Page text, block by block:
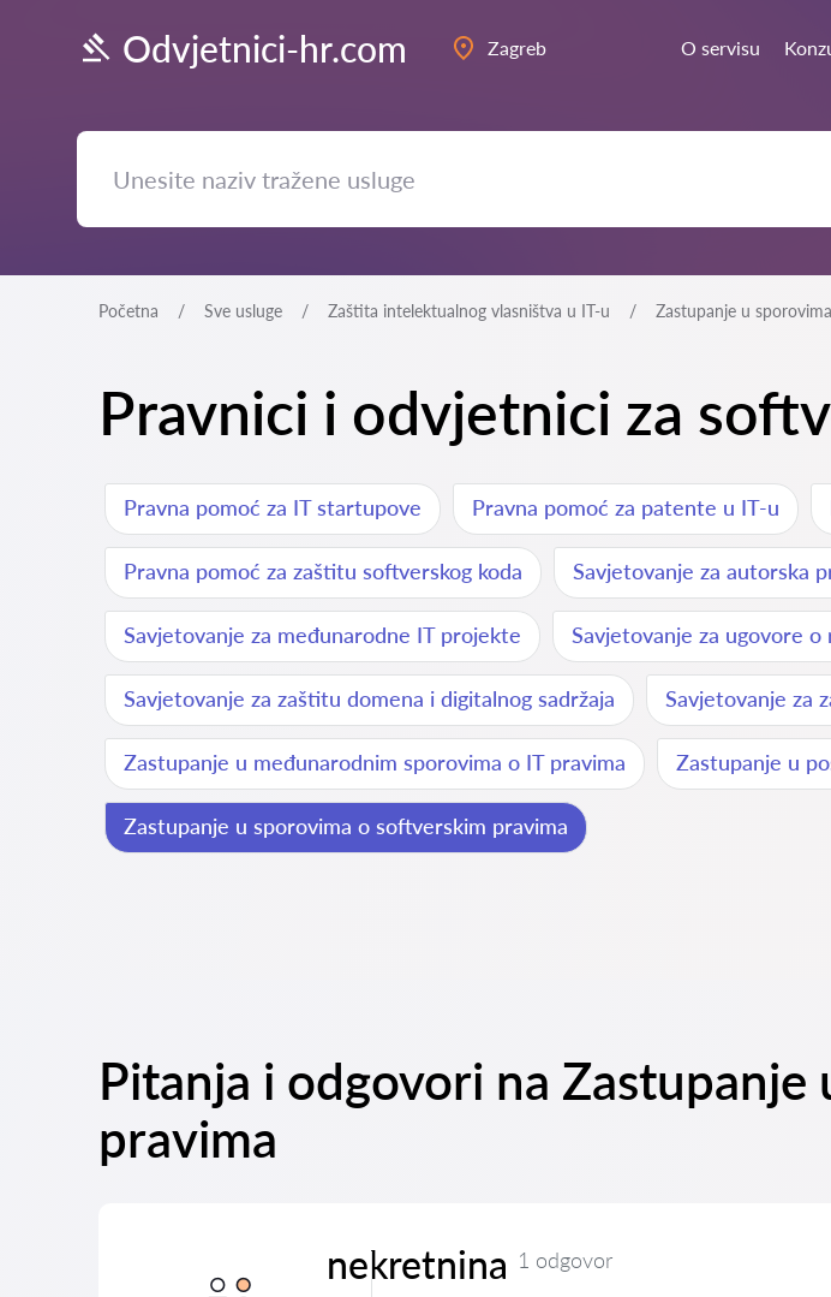
Odvjetnici-hr.com Zagreb O servisu
Početna Sve usluge Zaštita intelektualnog vlasništva u IT-u Zastupanje u
Pravnici i odvjetnici za
Pravna pomoć za IT startupove Pravna pomoć za patente u IT-u
Pravna pomoć za zaštitu softverskog koda Savjetovanje za autorska
Savjetovanje za međunarodne IT projekte Savjetovanje za ugovore o
Savjetovanje za zaštitu domena i digitalnog sadržaja Savjetovanje za
Zastupanje u međunarodnim sporovima o IT pravima Zastupanje u
Zastupanje u sporovima o softverskim pravima
Pitanja i odgovori na
pravima
nekretnina 1 odgovor